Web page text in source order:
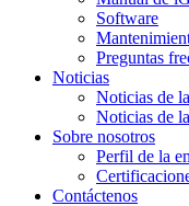
Software
Preguntas
Noticias
Noticias de
Noticias de
Sobre nosotros
Perfil de la
Contáctenos